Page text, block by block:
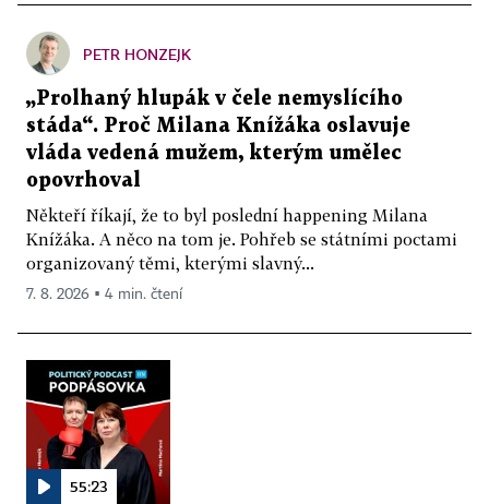
PETR HONZEJK
„Prolhaný hlupák v čele nemyslícího
stáda“. Proč Milana Knížáka oslavuje
vláda vedená mužem, kterým umělec
opovrhoval
Někteří říkají, že to byl poslední happening Milana
Knížáka. A něco na tom je. Pohřeb se státními poctami
organizovaný těmi, kterými slavný...
7. 8. 2026 ▪ 4 min. čtení
55:23